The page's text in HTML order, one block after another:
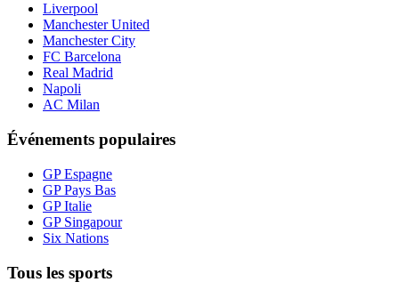
Liverpool
Manchester United
Manchester City
FC Barcelona
Real Madrid
Napoli
AC Milan
Événements populaires
GP Espagne
GP Pays Bas
GP Italie
GP Singapour
Six Nations
Tous les sports